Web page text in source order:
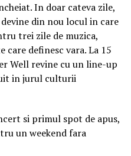
de produs achizitionat
nu este diferit de acel
rudele apropiate care si-
in generatie. Iar
cu foarte multa
care vorbim aici sunt
onine produsul dorit.
ca in mare parte
In doar cateva zile,
din nou locul in care
trei zile de muzica,
definesc vara. La 15
Well revine cu un line-up
in jurul culturii
si primul spot de apus,
un weekend fara